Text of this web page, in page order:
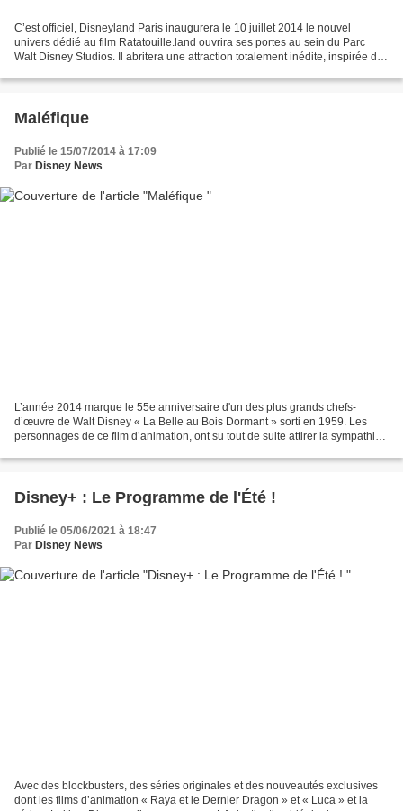
C’est officiel, Disneyland Paris inaugurera le 10 juillet 2014 le nouvel
univers dédié au film Ratatouille.land ouvrira ses portes au sein du Parc
Walt Disney Studios. Il abritera une attraction totalement inédite, inspirée du
Maléfique
Publié le 15/07/2014 à 17:09
Par Disney News
L’année 2014 marque le 55e anniversaire d'un des plus grands chefs-
d’œuvre de Walt Disney « La Belle au Bois Dormant » sorti en 1959. Les
personnages de ce film d’animation, ont su tout de suite attirer la sympathie
Disney+ : Le Programme de l'Été !
Publié le 05/06/2021 à 18:47
Par Disney News
Avec des blockbusters, des séries originales et des nouveautés exclusives
dont les films d’animation « Raya et le Dernier Dragon » et « Luca » et la